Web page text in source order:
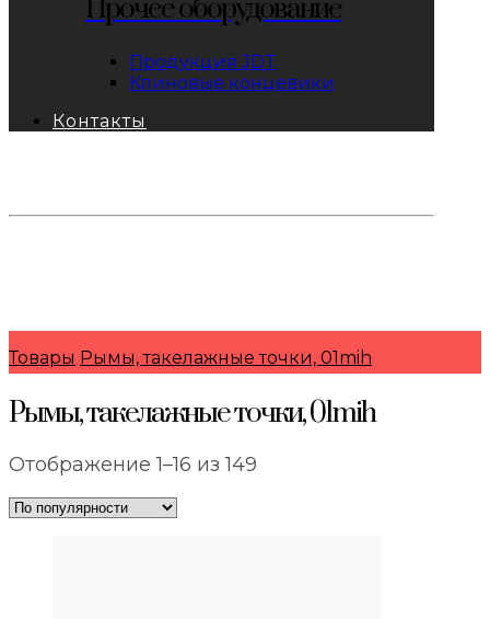
Прочее оборудование
Продукция JDT
Клиновые концевики
Контакты
Товары Рымы, такелажные точки, 01mih
Рымы, такелажные точки, 01mih
Отображение 1–16 из 149